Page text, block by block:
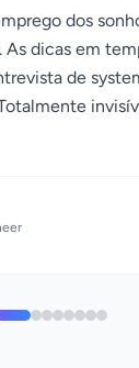
dos
As dicas em
de